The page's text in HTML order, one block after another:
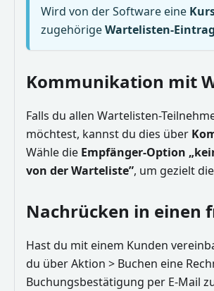
Wird von der Software eine
zugehörigeWartelisten-
Kommunikation mit
Falls du allen Wartelisten-
möchtest, kannst du dies über
Wähle die Empfänger-Option
von der Warteliste”, um gezielt
Nachrücken in einen
Hast du mit einem Kunden
du über Aktion > Buchen eine
Buchungsbestätigung per E-Mail